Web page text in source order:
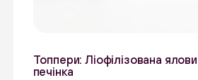
Топпери: Ліофілізована
печінка